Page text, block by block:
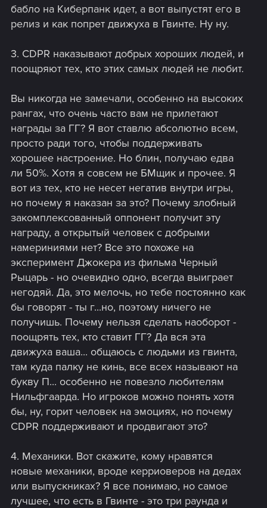
бабло на Киберпанк идет, а вот выпустят его в
релиз и как попрет движуха в Гвинте. Ну ну.
3. CDPR наказывают добрых хороших людей, и
поощряют тех, кто этих самых людей не любит.
Вы никогда не замечали, особенно на высоких
рангах, что очень часто вам не прилетают
награды за ГГ? Я вот ставлю абсолютно всем,
просто ради того, чтобы поддерживать
хорошее настроение. Но блин, получаю едва
ли 50%. Хотя я совсем не БМщик и прочее. Я
вот из тех, кто не несет негатив внутри игры,
но почему я наказан за это? Почему злобный
закомплексованный оппонент получит эту
награду, а открытый человек с добрыми
намериниями нет? Все это похоже на
эксперимент Джокера из фильма Черный
Рыцарь - но очевидно одно, всегда выиграет
негодяй. Да, это мелочь, но тебе постоянно как
бы говорят - ты г...но, поэтому ничего не
получишь. Почему нельзя сделать наоборот -
поощрять тех, кто ставит ГГ? Да вся эта
движуха ваша... общаюсь с людьми из гвинта,
там куда палку не кинь, все всех называют на
букву П... особенно не повезло любителям
Нильфгаарда. Но игроков можно понять хотя
бы, ну, горит человек на эмоциях, но почему
CDPR поддерживают и продвигают это?
4. Механики. Вот скажите, кому нравятся
новые механики, вроде керриоверов на дедах
или выпускниках? Я все понимаю, но самое
лучшее, что есть в Гвинте - это три раунда и